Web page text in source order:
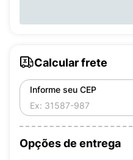
Calcular frete
Informe seu CEP
Opções de entrega